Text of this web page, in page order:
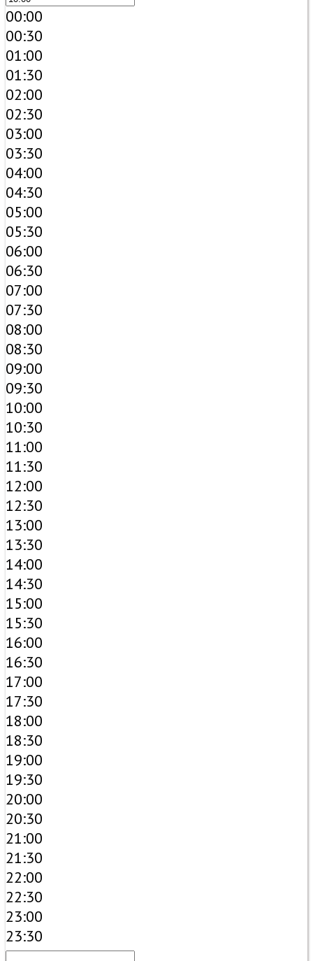
00:00
00:30
01:00
01:30
02:00
02:30
03:00
03:30
04:00
04:30
05:00
05:30
06:00
06:30
07:00
07:30
08:00
08:30
09:00
09:30
10:00
10:30
11:00
11:30
12:00
12:30
13:00
13:30
14:00
14:30
15:00
15:30
16:00
16:30
17:00
17:30
18:00
18:30
19:00
19:30
20:00
20:30
21:00
21:30
22:00
22:30
23:00
23:30